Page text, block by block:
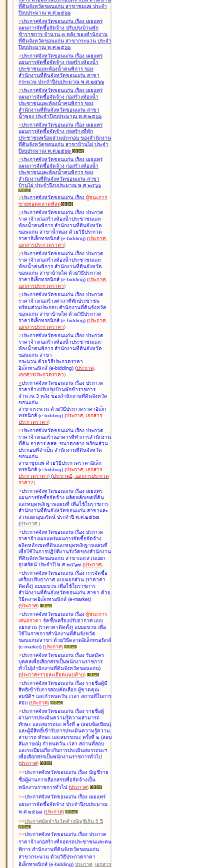
ที่ดินจังหวัดขอนแก่น สาขาชุมแพ ประจำ
ปีงบประมาณ พ.ศ.๒๕๖๖
>ประกาศจังหวัดขอนแก่น เรื่อง เผยแพร่
แผนการจัดซื้อจัดจ้าง ปรับปรุงบ้านพัก
ข้าราชการ จำนวน ๓ หลัง ของสำนักงาน
ที่ดินจังหวัดขอนแก่น สาขากระนวน ประจำ
ปีงบประมาณ พ.ศ.๒๕๖๖
>ประกาศจังหวัดขอนแก่น เรื่อง เผยแพร่
แผนการจัดซื้อจัดจ้าง ก่อสร้างห้องน้ำ
ประชาชนและห้องน้ำคนพิการ ของ
สำนักงานที่ดินจังหวัดขอนแก่น สาขา
กระนวน ประจำปีงบประมาณ พ.ศ.๒๕๖๖
>ประกาศจังหวัดขอนแก่น เรื่อง เผยแพร่
แผนการจัดซื้อจัดจ้าง ก่อสร้างห้องน้ำ
ประชาชนและห้องน้ำคนพิการ ของ
สำนักงานที่ดินจังหวัดขอนแก่น สาขา
น้ำพอง ประจำปีงบประมาณ พ.ศ.๒๕๖๖
>ประกาศจังหวัดขอนแก่น เรื่อง เผยแพร่
แผนการจัดซื้อจัดจ้าง ก่อสร้างที่พัก
ประชาชนพร้อมส่วนประกอบ ของสำนักงาน
ที่ดินจังหวัดขอนแก่น สาขาบ้านไผ่ ประจำ
ปีงบประมาณ พ.ศ.๒๕๖๖
>ประกาศจังหวัดขอนแก่น เรื่อง เผยแพร่
แผนการจัดซื้อจัดจ้าง ก่อสร้างห้องน้ำ
ประชาชนและห้องน้ำคนพิการ ของ
สำนักงานที่ดินจังหวัดขอนแก่น สาขา
บ้านไผ่ ประจำปีงบประมาณ พ.ศ.๒๕๖๖
>ประกาศจังหวัดขอนแก่น เรื่อง ผู้ชนะการ
ขายทอดตลาดพัสดุ
>ประกาศจังหวัดขอนแก่น เรื่อง ประกวด
ราคาจ้างก่อสร้างห้องน้ำประชาชนและ
ห้องน้ำคนพิการ สำนักงานที่ดินจังหวัด
ขอนแก่น สาขาน้ำพอง ด้วยวิธีประกวด
ราคาอิเล็กทรอนิกส์ (e-bidding) (ประกาศ,
เอกสารประกวดราคา)
>ประกาศจังหวัดขอนแก่น เรื่อง ประกวด
ราคาจ้างก่อสร้างห้องน้ำประชาชนและ
ห้องน้ำคนพิการ สำนักงานที่ดินจังหวัด
ขอนแก่น สาขาบ้านไผ่ ด้วยวิธีประกวด
ราคาอิเล็กทรอนิกส์ (e-bidding) (ประกาศ,
เอกสารประกวดราคา)
>ประกาศจังหวัดขอนแก่น เรื่อง ประกวด
ราคาจ้างก่อสร้างศาลาที่พักประชาชน
พร้อมส่วนประกอบ สำนักงานที่ดินจังหวัด
ขอนแก่น สาขาบ้านไผ่ ด้วยวิธีประกวด
ราคาอิเล็กทรอนิกส์ (e-bidding) (ประกาศ,
เอกสารประกวดราคา)
>ประกาศจังหวัดขอนแก่น เรื่อง ประกวด
ราคาจ้างก่อสร้างห้องน้ำประชาชนและ
ห้องน้ำคนพิการ สำนักงานที่ดินจังหวัด
ขอนแก่น สาขา
กระนวน ด้วยวิธีประกวดราคา
อิเล็กทรอนิกส์ (e-bidding) (ประกาศ,
เอกสารประกวดราคา)
>ประกาศจังหวัดขอนแก่น เรื่อง ประกวด
ราคาจ้างปรับปรุงบ้านพักข้าราชการ
จำนวน 3 หลัง ของสำนักงานที่ดินจังหวัด
ขอนแก่น
สาขากระนวน ด้วยวิธีประกวดราคาอิเล็ก
ทรอนิกส์ (e-bidding) (ประกาศ, เอกสาร
ประกวดราคา)
>ประกาศจังหวัดขอนแก่น เรื่อง ประกวด
ราคาจ้างก่อสร้างอาคารที่ทำการสำนักงาน
ที่ดิน อาคาร คสล. ขนาดกลาง พร้อมส่วน
ประกอบที่จำเป็น สำนักงานที่ดินจังหวัด
ขอนแก่น
สาขาชุมแพ ด้วยวิธีประกวดราคาอิเล็ก
ทรอนิกส์ (e-bidding) (ประกาศ, เอกสาร
ประกวดราคา) (ประกาศ2, เอกสารประกวด
ราคา2)
>ประกาศจังหวัดขอนแก่น เรื่อง เผยแพร่
แผนการจัดซื้อจัดจ้าง ผลิตหลักเขตที่ดิน
และหมุดหลักฐานแผนที่ เพื่อใช้ในราชการ
สำนักงานที่ดินจังหวัดขอนแก่น สาขาและ
ส่วนแยกอุบลรัตน์ ประจำปี พ.ศ.๒๕๖๗
(ประกาศ )
>ประกาศจังหวัดขอนแก่น เรื่อง ประกวด
ราคาจ้างเผยแพร่แผนการจัดซื้อจัดจ้าง
ผลิตหลักเขตที่ดินและหมุดหลักฐานแผนที่
เพื่อใช้ในการปฏิบัติงานรังวัดของสำนักงาน
ที่ดินจังหวัดขอนแก่น สาขาและส่วนแยก
อุบลรัตน์ ประจำปี พ.ศ.๒๕๖๗ (ประกาศ)
>ประกาศจังหวัดขอนแก่น เรื่อง การจัดซื้อ
เครื่องปรับอากาศ แบบแยกส่วน (ราคาค่า
ติดตั้ง) แบบแขวน เพื่อใช้ในราชการ
สำนักงานที่ดินจังหวัดขอนแก่น สาขา ด้วย
วิธีตลาดอิเล็กทรอนิกส์ (e-market)
(ประกาศ)
>ประกาศจังหวัดขอนแก่น เรื่อง ผู้ชนะการ
เสนอราคา จัดซื้อเครื่องปรับอากาศ แบบ
แยกส่วน (ราคาค่าติดตั้ง) แบบแขวน เพื่อ
ใช้ในราชการสำนักงานที่ดินจังหวัด
ขอนแก่น/สาขา ด้วยวิธีตลาดอิเล็กทรอนิกส์
(e-market) (ประกาศ)
>ประกาศจังหวัดขอนแก่น เรื่อง รับสมัคร
บุคคลเพื่อเลือกสรรเป็นพนักงานราชการ
ทั่วไป(สำนักงานที่ดินจังหวัดขอนแก่น)
(ประกาศ+รายละเอียดแนบท้าย)
>ประกาศจังหวัดขอนแก่น เรื่อง รายชื่อผู้มี
สิทธิเข้ารับการสอบคัดเลือก ผู้ขาดคุณ
สมบัติฯ และกำหนดวัน เวลา สถานที่ในการ
สอบ (ประกาศ)
>ประกาศจังหวัดขอนแก่น เรื่อง รายชื่อผู้
ผ่านการประเมินความรู้ความสามารถ
ทักษะ และสมรรถนะ ครั้งที่ ๑ (สอบข้อเขียน)
และผู้มีสิทธิ์เข้ารับการประเมินความรู้ความ
สามารถ ทักษะ และสมรรถนะ ครั้งที่ ๒ (สอบ
สัมภาษณ์) กำหนดวัน เวลา สถานที่สอบ
และระเบียบเกี่ยวกับการประเมินสมรรถนะฯ
เพื่อเลือกสรรเป็นพนักงานราชการทั่วไป
(ประกาศ)
>>ประกาศจังหวัดขอนแก่น เรื่อง บัญชีราย
ชื่อผู้ผ่านการเลือกสรรเพื่อจัดจ้างเป็น
พนักงานราชการทั่วไป (ประกาศ)
>>ประกาศจังหวัดขอนแก่น เรื่อง เผยแพร่
แผนการจัดซื้อจัดจ้าง ประจำปีงบประมาณ
พ.ศ.๒๕๖๘ (ประกาศ)
>>ประกาศมัดจำรังวัดค้างบัญชีเกิน 5 ปี
>>ประกาศจังหวัดขอนแก่น เรื่อง ประกวด
ราคาจ้างก่อสร้างที่จอดรถประชาชนและคน
พิการ สำนักงานที่ดินจังหวัดขอนแก่น
สาขากระนวน ด้วยวิธีประกวดราคา
อิเล็กทรอนิกส์ (e-bidding) ประกาศ, เอกสาร